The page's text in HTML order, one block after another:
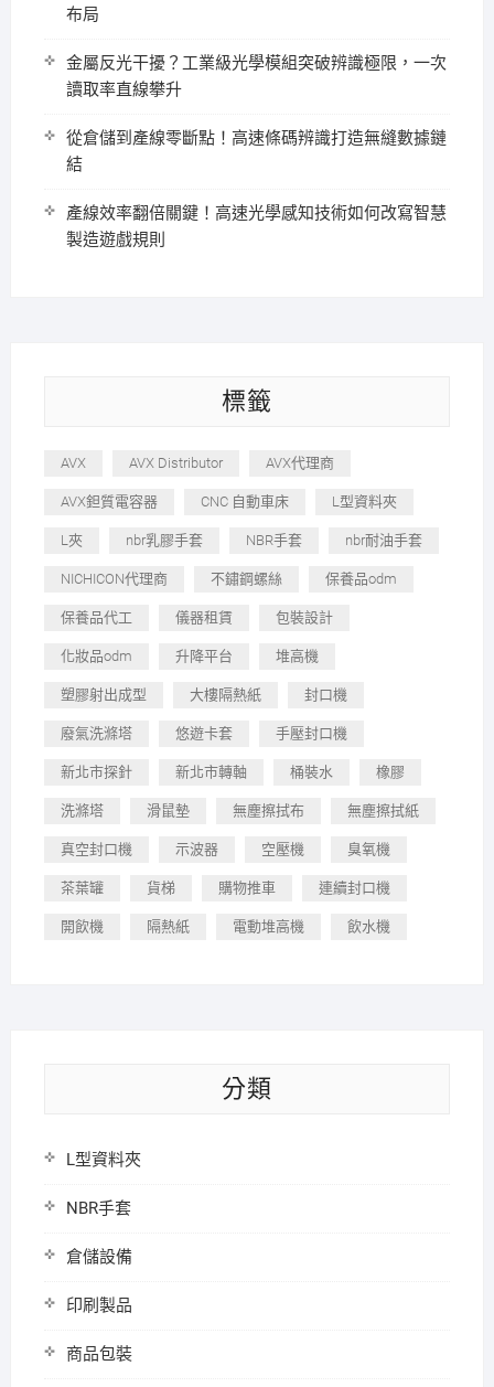
布局
金屬反光干擾？工業級光學模組突破辨識極限，一次
讀取率直線攀升
從倉儲到產線零斷點！高速條碼辨識打造無縫數據鏈
結
產線效率翻倍關鍵！高速光學感知技術如何改寫智慧
製造遊戲規則
標籤
AVX AVX Distributor AVX代理商
AVX鉭質電容器 CNC 自動車床 L型資料夾
L夾 nbr乳膠手套 NBR手套 nbr耐油手套
NICHICON代理商 不鏽鋼螺絲 保養品odm
保養品代工 儀器租賃 包裝設計
化妝品odm 升降平台 堆高機
塑膠射出成型 大樓隔熱紙 封口機
廢氣洗滌塔 悠遊卡套 手壓封口機
新北市探針 新北市轉軸 桶裝水 橡膠
洗滌塔 滑鼠墊 無塵擦拭布 無塵擦拭紙
真空封口機 示波器 空壓機 臭氧機
茶葉罐 貨梯 購物推車 連續封口機
開飲機 隔熱紙 電動堆高機 飲水機
分類
L型資料夾
NBR手套
倉儲設備
印刷製品
商品包裝